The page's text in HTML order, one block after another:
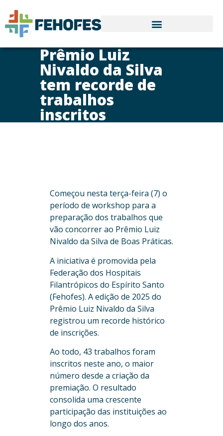
Prêmio Luiz
Nivaldo da Silva
tem recorde de
trabalhos
inscritos
Começou nesta terça-feira (7) o
período de workshop para a
preparação dos trabalhos que
vão concorrer ao Prêmio Luiz
Nivaldo da Silva de Boas Práticas.
A iniciativa é promovida pela
Federação dos Hospitais
Filantrópicos do Espírito Santo
(Fehofes). A edição de 2025 do
Prêmio Luiz Nivaldo da Silva
registrou um recorde histórico
de inscrições.
Ao todo, 43 trabalhos foram
inscritos neste ano, o maior
número desde a criação da
premiação. O resultado
consolida uma crescente
participação das instituições ao
longo dos anos.